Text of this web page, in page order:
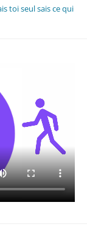
toi seul sais ce qui